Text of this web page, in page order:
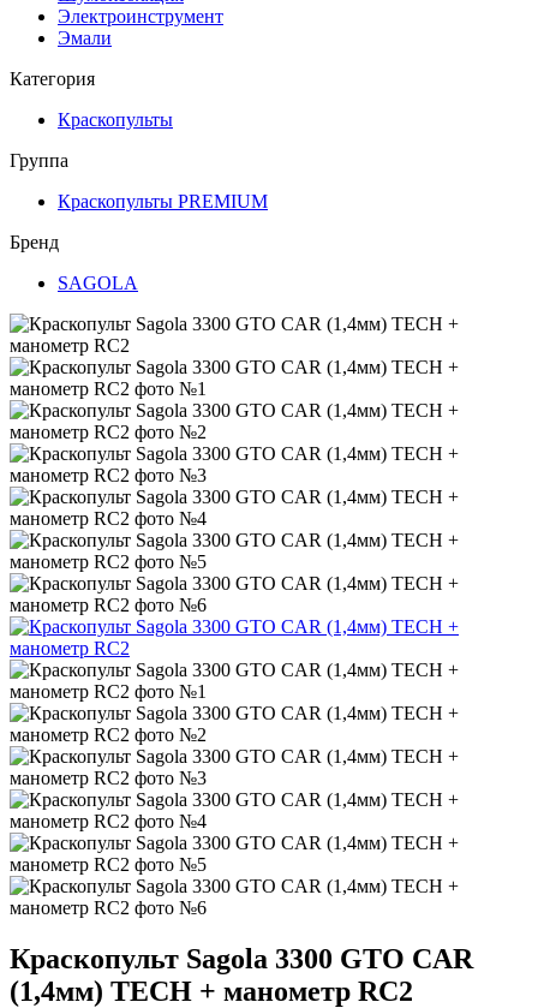
Электроинструмент
Эмали
Категория
Краскопульты
Группа
Краскопульты PREMIUM
Бренд
SAGOLA
Краскопульт Sagola 3300 GTO CAR
(1,4мм) TECH + манометр RC2